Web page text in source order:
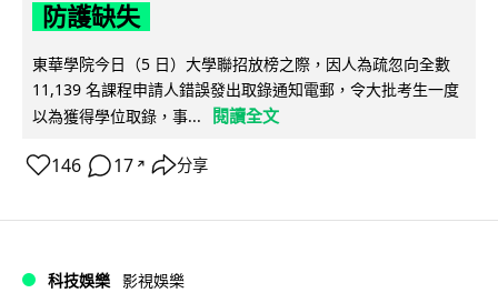
防護缺失
東華學院今日（5 日）大學聯招放榜之際，因人為疏忽向全數
11,139 名課程申請人錯誤發出取錄通知電郵，令大批考生一度
以為獲得學位取錄，事...
閱讀全文
146 17 ↗ 分享
科技娛樂 影視娛樂